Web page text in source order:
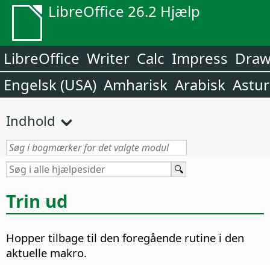
LibreOffice 26.2 Hjælp
LibreOffice Writer Calc Impress
Engelsk (USA) Amharisk Arabisk
Indhold
Trin ud
Hopper tilbage til den foregående rutine i den
aktuelle makro.